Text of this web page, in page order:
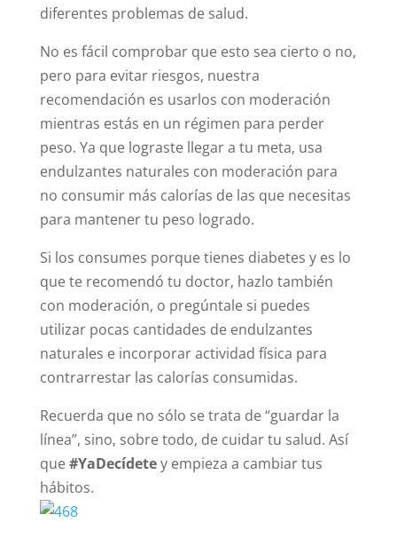
diferentes problemas de salud.
No es fácil comprobar que esto sea cierto o no,
pero para evitar riesgos, nuestra
recomendación es usarlos con moderación
mientras estás en un régimen para perder
peso. Ya que lograste llegar a tu meta, usa
endulzantes naturales con moderación para
no consumir más calorías de las que necesitas
para mantener tu peso logrado.
Si los consumes porque tienes diabetes y es lo
que te recomendó tu doctor, hazlo también
con moderación, o pregúntale si puedes
utilizar pocas cantidades de endulzantes
naturales e incorporar actividad física para
contrarrestar las calorías consumidas.
Recuerda que no sólo se trata de “guardar la
línea”, sino, sobre todo, de cuidar tu salud. Así
que#YaDecídetey empieza a cambiar tus
hábitos.